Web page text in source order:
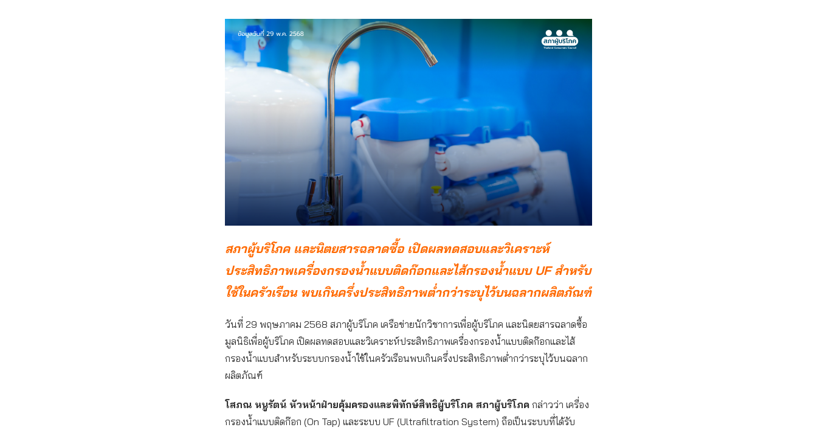
สภาผู้บริโภค และนิตยสารฉลาดซื้อ เปิดผลทดสอบและวิเคราะห์
ประสิทธิภาพเครื่องกรองน้ำแบบติดก๊อกและไส้กรองน้ำแบบ UF สำหรับ
ใช้ในครัวเรือน พบเกินครึ่งประสิทธิภาพต่ำกว่าระบุไว้บนฉลากผลิตภัณฑ์
วันที่ 29 พฤษภาคม 2568 สภาผู้บริโภค เครือข่ายนักวิชาการเพื่อผู้บริโภค และนิตยสารฉลาดซื้อ
มูลนิธิเพื่อผู้บริโภค เปิดผลทดสอบและวิเคราะห์ประสิทธิภาพเครื่องกรองน้ำแบบติดก๊อกและไส้
กรองน้ำแบบสำหรับระบบกรองน้ำใช้ในครัวเรือนพบเกินครึ่งประสิทธิภาพต่ำกว่าระบุไว้บนฉลาก
ผลิตภัณฑ์
โสภณ หนูรัตน์ หัวหน้าฝ่ายคุ้มครองและพิทักษ์สิทธิผู้บริโภค สภาผู้บริโภค กล่าวว่า เครื่อง
กรองน้ำแบบติดก๊อก (On Tap) และระบบ UF (Ultrafiltration System) ถือเป็นระบบที่ได้รับ